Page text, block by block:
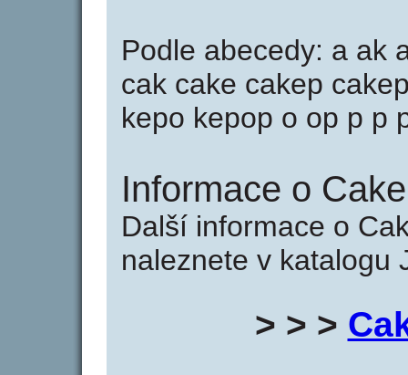
Podle abecedy: a ak
cak cake cakep
kepo kepop o op p p
Informace o
Další informace o
naleznete v katalogu
> > >